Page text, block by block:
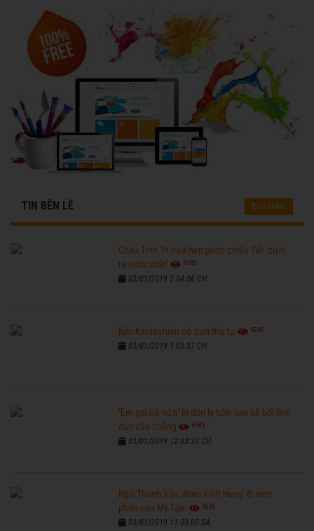
TIN BÊN LỀ Đọc thêm
Châu Tinh Trì hứa hẹn phim chiếu Tết 'cười
ra nước mắt'
6765
03/01/2019 2:04:06 CH
Kim Kardashian có con thứ tư 6265
03/01/2019 1:03:37 CH
'Em gái trà sữa' bị đồn ly hôn sau bê bối tình
dục của chồng
6585
03/01/2019 12:03:33 CH
Ngô Thanh Vân, Đàm Vĩnh Hưng đi xem
phim của Mỹ Tâm
6265
03/01/2019 11:03:00 SA